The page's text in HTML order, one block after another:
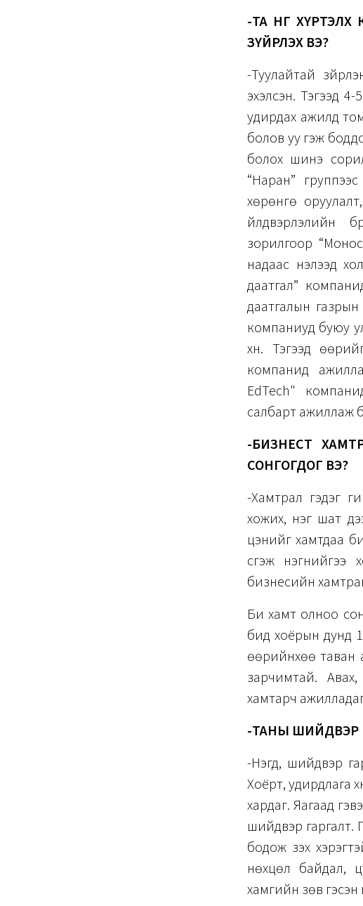
-ТА ӨНӨӨГ
ЗҮЙРЛЭХ ВЭ?
-Туулайтай
эхэлсэн. Тэгээд
удирдах ажилд
болов уу гэж
болох шинэ
“Наран”
хөрөнгө
үйлдвэрлэлийн
зорилгоор
надаас нэлээд
даатгал”
даатгалын
компаниуд буюу
хүн. Тэгээд
компанид
EdTech"
салбарт ажиллаж
-БИЗНЕСТ
СОНГОГДОГ ВЭ?
-Хамтрал гэдэг
хожих, нэг шат
цэнийг хамтдаа
үүсгэж
бизнесийн
Би хамт олноо
бид хоёрын дунд
өөрийнхөө таван
зарчимтай. Авах,
хамтарч
-ТАНЫ ШИЙДВЭР
-Нэгд, шийдвэр
Хоёрт, удирдлага
хардаг. Яагаад
шийдвэр гаргалт.
бодож үзэх
нөхцөл байдал,
хамгийн зөв